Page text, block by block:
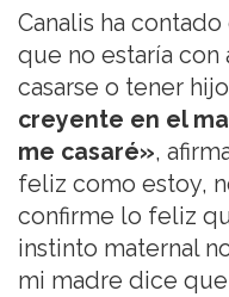
Canalis ha
que no estaría
casarse o tener
creyente en el
me casaré»,
feliz como estoy,
confirme lo feliz
instinto maternal
mi madre dice